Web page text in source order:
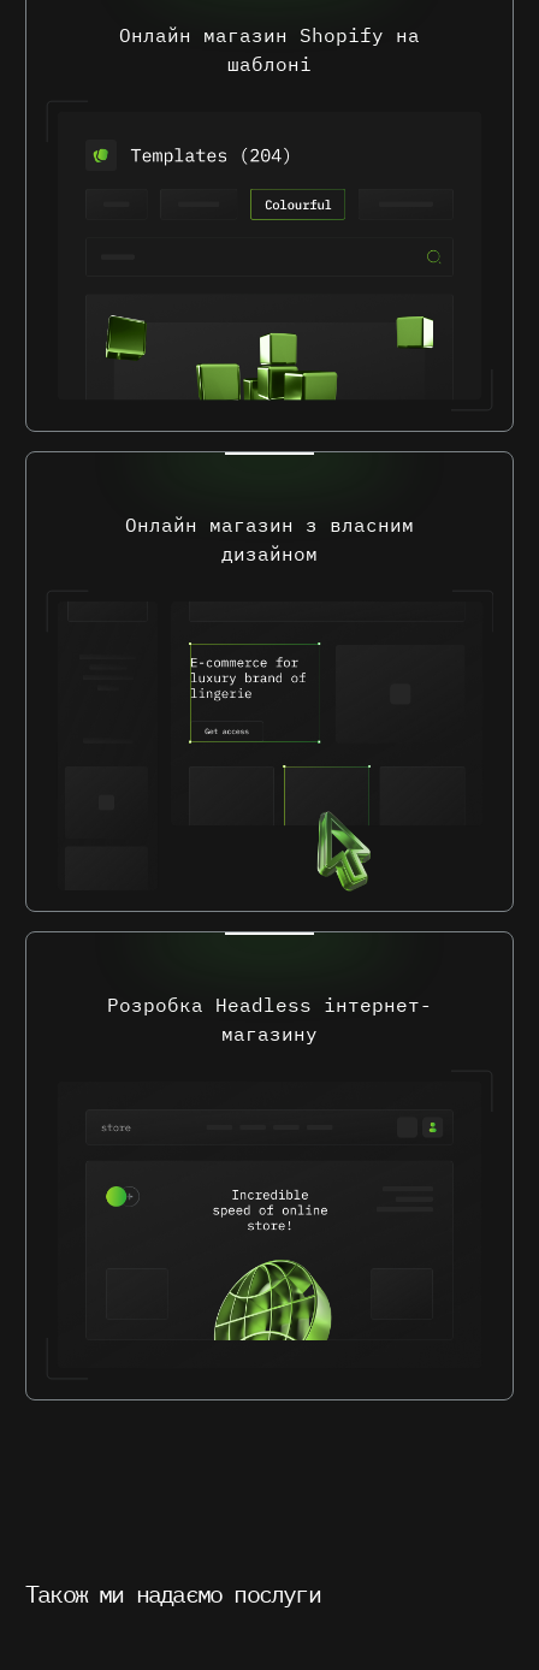
Онлайн магазин Shopify на
шаблоні
Онлайн магазин з власним
дизайном
Розробка Headless інтернет-
магазину
Також ми надаємо послуги